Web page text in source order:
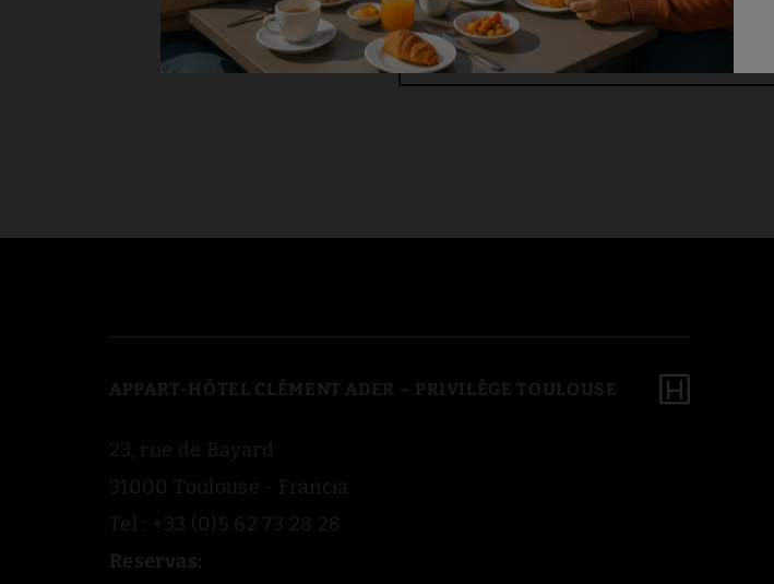
¡ENCUENTRE UN RESTAURANTE
APPART-HÔTEL CLÉMENT ADER – PRIVILÈGE TOULOUSE
23, rue de Bayard
31000 Toulouse - Francia
Tel : +33 (0)5 62 73 28 28
Reservas: